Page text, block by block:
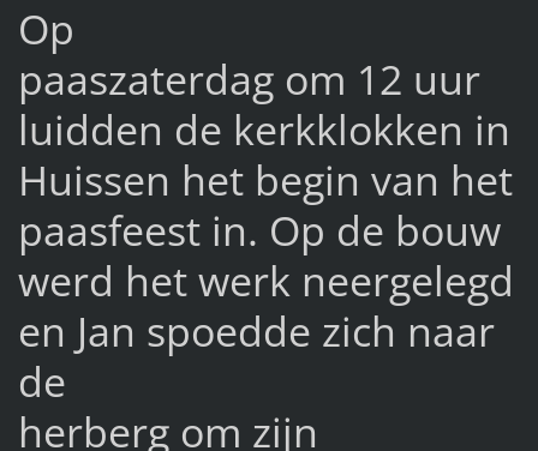
Op
paaszaterdag om 12 uur
luidden de kerkklokken in
Huissen het begin van het
paasfeest in. Op de bouw
werd het werk neergelegd
en Jan spoedde zich naar
de
herberg om zijn